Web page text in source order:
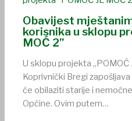
Obavijest
korisnika u sklopu
MOĆ 2”
U sklopu projekta „POMOĆ
Koprivnički Bregi
će obilaziti starije i
Općine. Ovim putem…